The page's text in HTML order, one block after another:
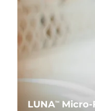
LUNATMMicro-